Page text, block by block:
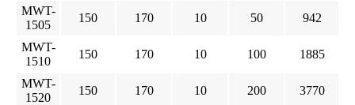
MWT-
1505
150 170 10 50 942
MWT-
1510
150 170 10 100 1885
MWT-
1520
150 170 10 200 3770